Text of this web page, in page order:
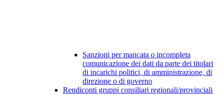
Sanzioni per mancata o incompleta
comunicazione dei dati da parte dei titolari
di incarichi politici, di amministrazione, di
direzione o di governo
Rendiconti gruppi consiliari regionali/provinciali